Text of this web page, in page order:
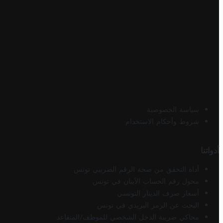
سياسة الخصوصية
شروط وأحكام الاستخدام
أدواتنا
أداة التحقق من صحة الرقم الضريبي تونس
محول رقم الحساب الآيبان في تونس
أسعار صرف الدينار التونسي
البحث عن الرمز البريدي في تونس
محاكي ضريبة الدخل الشخصي للموظف/المتقاعد